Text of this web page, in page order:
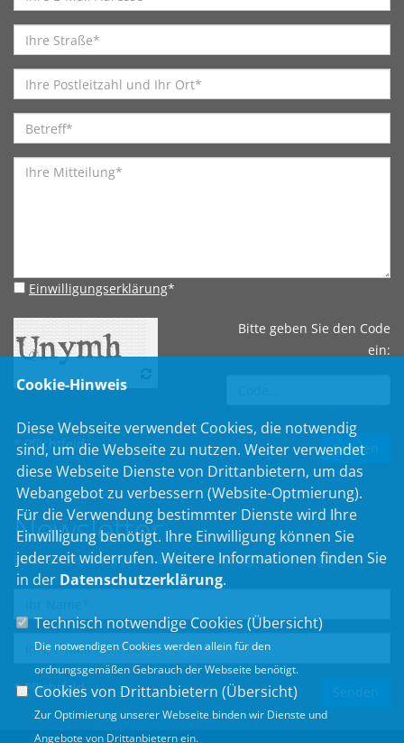
Einwilligungserklärung*
Bitte geben Sie den Code
ein:
* Pflichtfeld
Newsletter
Erhalten Sie Neuigkeiten aus dem Landtag und der Region.
* Pflichtfeld
Cookie-Hinweis
Diese Webseite verwendet Cookies, die notwendig
sind, um die Webseite zu nutzen. Weiter verwendet
diese Webseite Dienste von Drittanbietern, um das
Webangebot zu verbessern (Website-Optmierung).
Für die Verwendung bestimmter Dienste wird Ihre
Einwilligung benötigt. Ihre Einwilligung können Sie
jederzeit widerrufen. Weitere Informationen finden Sie
in der Datenschutzerklärung.
Technisch notwendige Cookies (Übersicht)
Die notwendigen Cookies werden allein für den
ordnungsgemäßen Gebrauch der Webseite benötigt.
Cookies von Drittanbietern (Übersicht)
Zur Optimierung unserer Webseite binden wir Dienste und
Angebote von Drittanbietern ein.